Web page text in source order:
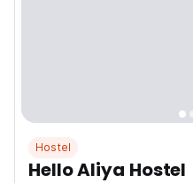
Hostel
Hello Aliya Hostel